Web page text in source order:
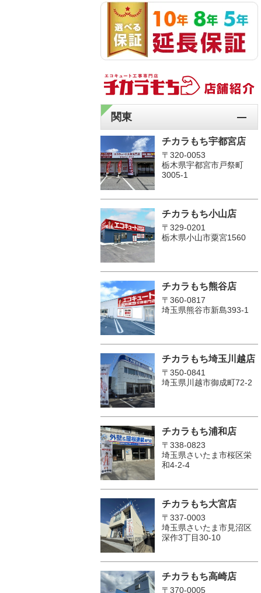
関東
チカラもち宇都宮店
〒320-0053
栃木県宇都宮市戸祭町
3005-1
チカラもち小山店
〒329-0201
栃木県小山市粟宮1560
チカラもち熊谷店
〒360-0817
埼玉県熊谷市新島393-1
チカラもち埼玉川越店
〒350-0841
埼玉県川越市御成町72-2
チカラもち浦和店
〒338-0823
埼玉県さいたま市桜区栄
和4-2-4
チカラもち大宮店
〒337-0003
埼玉県さいたま市見沼区
深作3丁目30-10
チカラもち高崎店
〒370-0005